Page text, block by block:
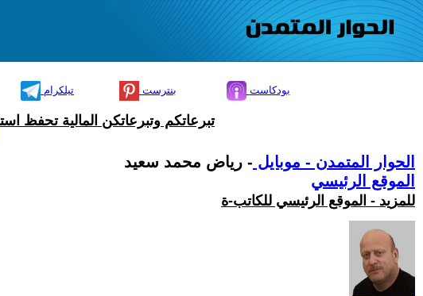
تيلكرام بنترست بودكاست
تبرعاتكم وتبرعاتكن المالية تحفظ
الحوار المتمدن - موبايل - رياض محمد سعيد
الموقع الرئيسي
للمزيد - الموقع الرئيسي للكاتب-ة